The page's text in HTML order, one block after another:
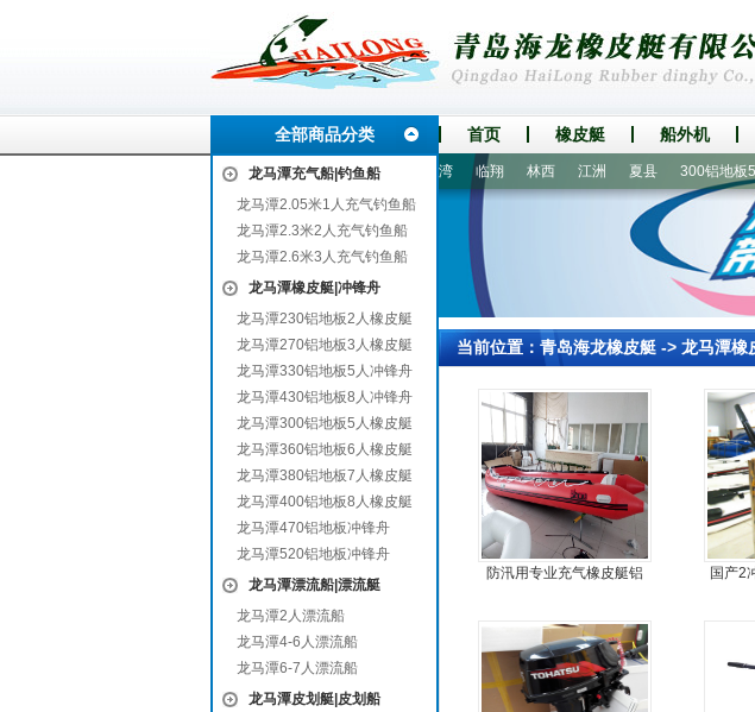
全部商品分类 首页 橡皮艇 船外机
龙马潭充气船|钓鱼船
龙马潭2.05米1人充气钓鱼船
龙马潭2.3米2人充气钓鱼船
龙马潭2.6米3人充气钓鱼船
龙马潭橡皮艇|冲锋舟
龙马潭230铝地板2人橡皮艇
龙马潭270铝地板3人橡皮艇
龙马潭330铝地板5人冲锋舟
龙马潭430铝地板8人冲锋舟
龙马潭300铝地板5人橡皮艇
龙马潭360铝地板6人橡皮艇
龙马潭380铝地板7人橡皮艇
龙马潭400铝地板8人橡皮艇
龙马潭470铝地板冲锋舟
龙马潭520铝地板冲锋舟
龙马潭漂流船|漂流艇
龙马潭2人漂流船
龙马潭4-6人漂流船
龙马潭6-7人漂流船
龙马潭皮划艇|皮划船
吴堡 息烽 泉山 临翔 林西 江洲 夏县 300铝地板5人
当前位置： 青岛海龙橡皮艇-> 龙马潭橡
防汛用专业充气橡皮艇铝
国产2